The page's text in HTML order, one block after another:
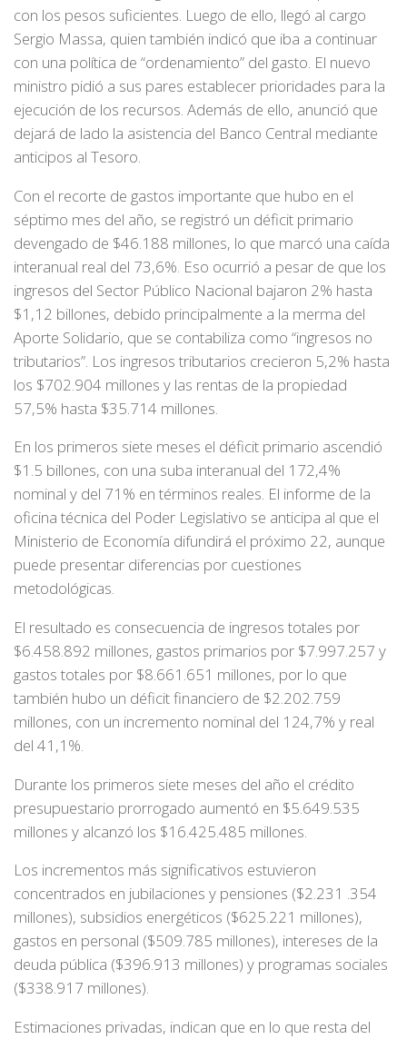
con los pesos suficientes. Luego de ello, llegó al cargo
Sergio Massa, quien también indicó que iba a continuar
con una política de “ordenamiento” del gasto. El nuevo
ministro pidió a sus pares establecer prioridades para la
ejecución de los recursos. Además de ello, anunció que
dejará de lado la asistencia del Banco Central mediante
anticipos al Tesoro.
Con el recorte de gastos importante que hubo en el
séptimo mes del año, se registró un déficit primario
devengado de $46.188 millones, lo que marcó una caída
interanual real del 73,6%. Eso ocurrió a pesar de que los
ingresos del Sector Público Nacional bajaron 2% hasta
$1,12 billones, debido principalmente a la merma del
Aporte Solidario, que se contabiliza como “ingresos no
tributarios”. Los ingresos tributarios crecieron 5,2% hasta
los $702.904 millones y las rentas de la propiedad
57,5% hasta $35.714 millones.
En los primeros siete meses el déficit primario ascendió
$1.5 billones, con una suba interanual del 172,4%
nominal y del 71% en términos reales. El informe de la
oficina técnica del Poder Legislativo se anticipa al que el
Ministerio de Economía difundirá el próximo 22, aunque
puede presentar diferencias por cuestiones
metodológicas.
El resultado es consecuencia de ingresos totales por
$6.458.892 millones, gastos primarios por $7.997.257 y
gastos totales por $8.661.651 millones, por lo que
también hubo un déficit financiero de $2.202.759
millones, con un incremento nominal del 124,7% y real
del 41,1%.
Durante los primeros siete meses del año el crédito
presupuestario prorrogado aumentó en $5.649.535
millones y alcanzó los $16.425.485 millones.
Los incrementos más significativos estuvieron
concentrados en jubilaciones y pensiones ($2.231 .354
millones), subsidios energéticos ($625.221 millones),
gastos en personal ($509.785 millones), intereses de la
deuda pública ($396.913 millones) y programas sociales
($338.917 millones).
Estimaciones privadas, indican que en lo que resta del